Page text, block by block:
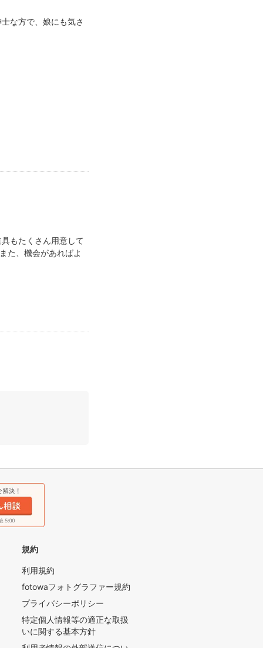
な方で、娘にも気さ
もたくさん用意して
た、機会があればよ
規約
利用規約
fotowaフォトグラファー規約
プライバシーポリシー
特定個人情報等の適正な取扱
いに関する基本方針